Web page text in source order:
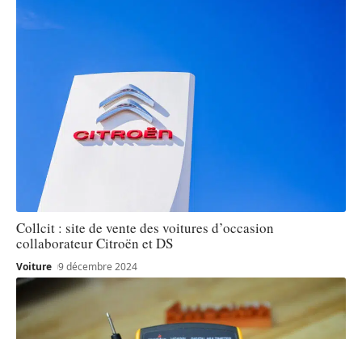
Collcit : site de vente des voitures d’occasion
collaborateur Citroën et DS
Voiture 9 décembre 2024